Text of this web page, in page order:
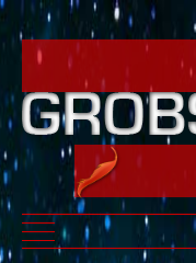
Mobile Menu Toggle